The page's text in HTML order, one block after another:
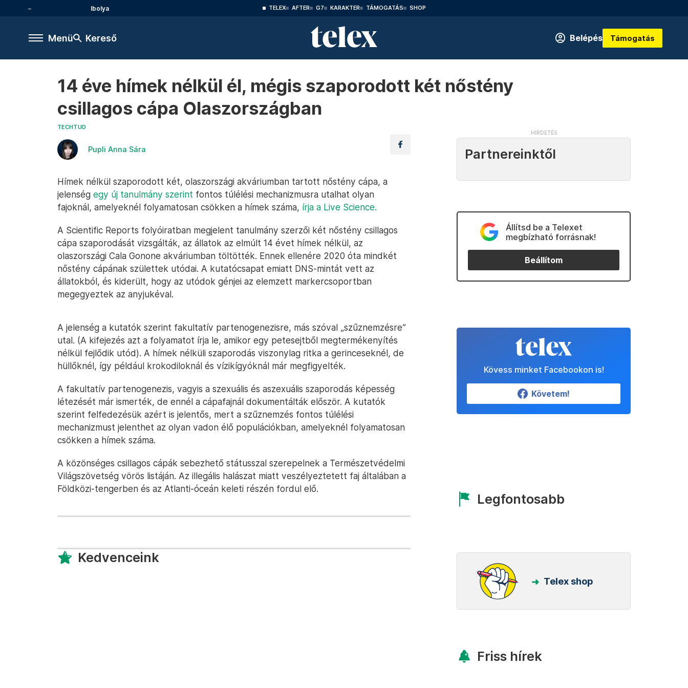
Ibolya TELEX AFTER G7 KARAKTER TÁMOGATÁS SHOP
Menü Kereső Belépés Támogatás
14 éve hímek nélkül él, mégis szaporodott két nőstény
csillagos cápa Olaszországban
TECHTUD
Pupli Anna Sára
Hímek nélkül szaporodott két, olaszországi akváriumban tartott nőstény cápa, a
jelenség egy új tanulmány szerint fontos túlélési mechanizmusra utalhat olyan
fajoknál, amelyeknél folyamatosan csökken a hímek száma, írja a Live Science.
A Scientific Reports folyóiratban megjelent tanulmány szerzői két nőstény csillagos
cápa szaporodását vizsgálták, az állatok az elmúlt 14 évet hímek nélkül, az
olaszországi Cala Gonone akváriumban töltötték. Ennek ellenére 2020 óta mindkét
nőstény cápának születtek utódai. A kutatócsapat emiatt DNS-mintát vett az
állatokból, és kiderült, hogy az utódok génjei az elemzett markercsoportban
megegyeztek az anyjukéval.
A jelenség a kutatók szerint fakultatív partenogenezisre, más szóval „szűznemzésre”
utal. (A kifejezés azt a folyamatot írja le, amikor egy petesejtből megtermékenyítés
nélkül fejlődik utód). A hímek nélküli szaporodás viszonylag ritka a gerinceseknél, de
hüllőknél, így például krokodiloknál és vízikígyóknál már megfigyelték.
A fakultatív partenogenezis, vagyis a szexuális és aszexuális szaporodás képesség
létezését már ismerték, de ennél a cápafajnál dokumentálták először. A kutatók
szerint felfedezésük azért is jelentős, mert a szűznemzés fontos túlélési
mechanizmust jelenthet az olyan vadon élő populációkban, amelyeknél folyamatosan
csökken a hímek száma.
A közönséges csillagos cápák sebezhető státusszal szerepelnek a Természetvédelmi
Világszövetség vörös listáján. Az illegális halászat miatt veszélyeztetett faj általában a
Földközi-tengerben és az Atlanti-óceán keleti részén fordul elő.
Kedvenceink
Partnereinktől
Állítsd be a Telexet
megbízható forrásnak!
Beállítom
Kövess minket Facebookon is!
Követem!
Legfontosabb
Telex shop
Friss hírek